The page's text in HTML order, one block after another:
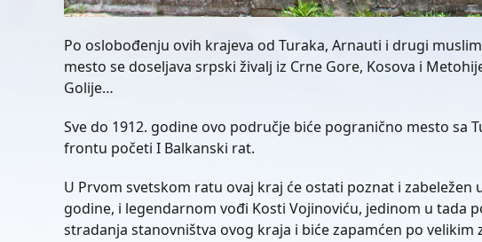
Po oslobođenju ovih krajeva od Turaka, Arnauti i drugi
mesto se doseljava srpski živalj iz Crne Gore, Kosova i
Golije…
Sve do 1912. godine ovo područje biće pogranično mesto sa
frontu početi I Balkanski rat.
U Prvom svetskom ratu ovaj kraj će ostati poznat i
godine, i legendarnom vođi Kosti Vojinoviću, jedinom u tada
stradanja stanovništva ovog kraja i biće zapamćen po